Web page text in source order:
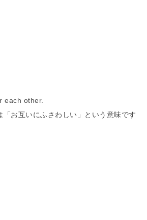
each other.
お互いにふさわしい」という意味です